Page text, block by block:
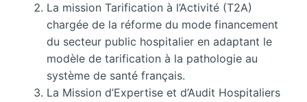
La mission Tarification à l’Activité (T2A)
chargée de la réforme du mode financement
du secteur public hospitalier en adaptant le
modèle de tarification à la pathologie au
système de santé français.
La Mission d’Expertise et d’Audit Hospitaliers